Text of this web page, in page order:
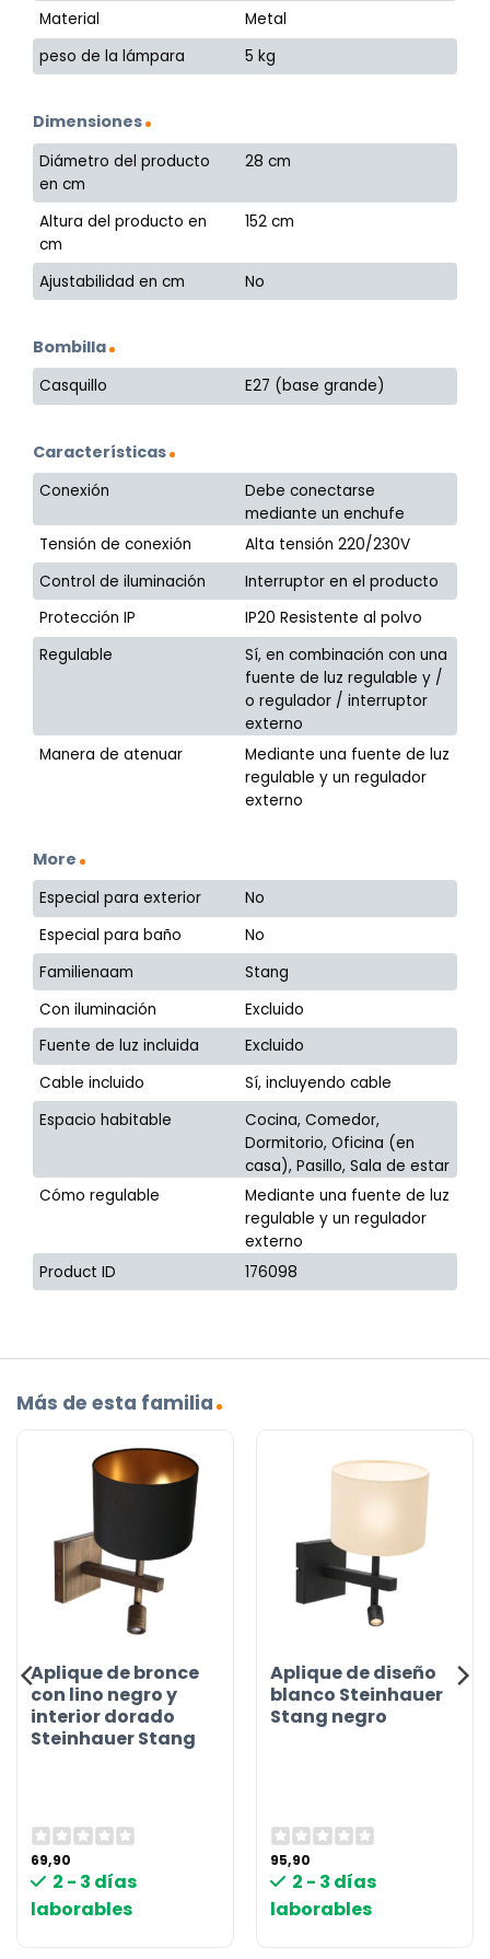
Material
Metal
peso de la lámpara
5 kg
Dimensiones
Diámetro del producto
en cm
28 cm
Altura del producto en
cm
152 cm
Ajustabilidad en cm No
Bombilla
Casquillo E27 (base grande)
Características
Conexión
Debe conectarse
mediante un enchufe
Tensión de conexión
Alta tensión 220/230V
Control de iluminación
Interruptor en el producto
Protección IP
IP20 Resistente al polvo
Regulable
Sí, en combinación con una
fuente de luz regulable y /
o regulador / interruptor
externo
Manera de atenuar
Mediante una fuente de luz
regulable y un regulador
externo
More
Especial para exterior
No
Especial para baño
No
Familienaam
Stang
Con iluminación
Excluido
Fuente de luz incluida
Excluido
Cable incluido
Sí, incluyendo cable
Espacio habitable
Cocina, Comedor,
Dormitorio, Oficina (en
casa), Pasillo, Sala de estar
Cómo regulable
Mediante una fuente de luz
regulable y un regulador
externo
Product ID
176098
Más de esta familia
Aplique de bronce
con lino negro y
interior dorado
Steinhauer Stang
69,90
2 - 3 días
laborables
Aplique de diseño
blanco Steinhauer
Stang negro
95,90
2 - 3 días
laborables